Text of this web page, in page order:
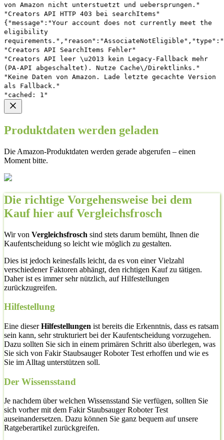
von Amazon nicht unterstuetzt und uebersprungen."
"Creators API HTTP 403 bei searchItems"
{"message":"Your account does not currently meet the
eligibility
"Creators API SearchItems Fehler"
"Creators API leer \u2013 kein Legacy-Fallback mehr
(PA-API abgeschaltet). Nutze Cache\/Direktlinks."
"Keine Daten von Amazon. Lade letzte gecachte Version
als Fallback."
"cached: 1"
Produktdaten werden geladen
Die Amazon-Produktdaten werden gerade abgerufen – einen
Moment bitte.
Die richtige Vorgehensweise bei dem
Kauf hier auf Vergleichsfrosch
Wir von Vergleichsfrosch sind stets darum bemüht, Ihnen die
Kaufentscheidung so leicht wie möglich zu gestalten.
Dies ist jedoch keinesfalls leicht, da es von einer Vielzahl
verschiedener Faktoren abhängt, den richtigen Kauf zu tätigen.
Daher ist es immer sehr nützlich, auf Hilfestellungen
zurückzugreifen.
Hilfestellung
Eine dieserHilfestellungen ist bereits die Erkenntnis, dass es ratsam
sein kann, sehr strukturiert bei der Kaufentscheidung vorzugehen.
Dazu sollten Sie sich in einem primären Schritt also überlegen, was
Sie sich von Fakir Staubsauger Roboter Test erhoffen und wie es
Sie im Alltag unterstützen soll.
Der Wissensstand
Je nachdem über welchen Wissensstand Sie verfügen, sollten Sie
sich vorher mit dem Fakir Staubsauger Roboter Test
auseinandersetzen. Dazu können Sie ganz bequem auf unsere
Ratgeberartikel zurückgreifen.